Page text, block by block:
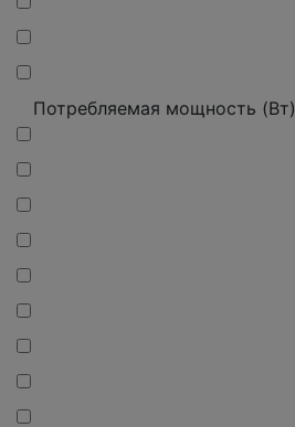
Потребляемая мощность (Вт)